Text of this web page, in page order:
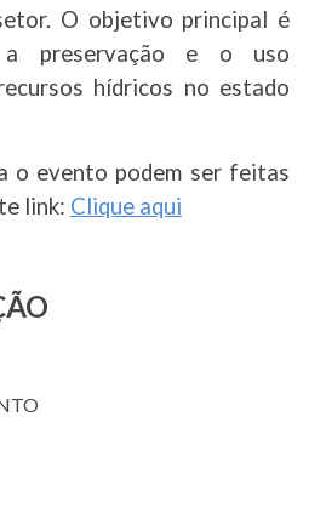
O objetivo principal é
a preservação e o uso
hídricos no estado
o evento podem ser feitas
link: Clique aqui